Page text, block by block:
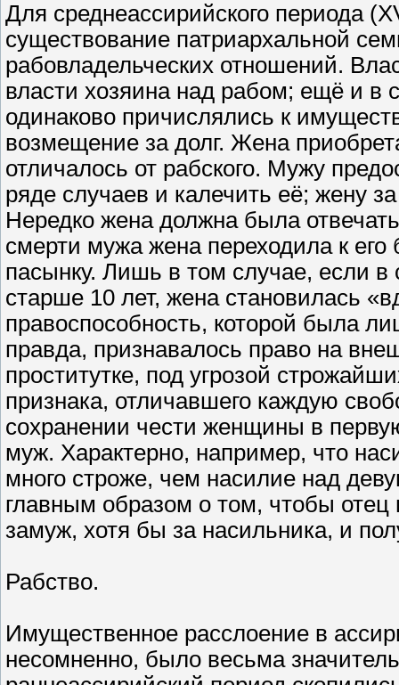
Для среднеассирийского периода
существование патриархальной
рабовладельческих отношений.
власти хозяина над рабом; ещё и в
одинаково причислялись к
возмещение за долг. Жена
отличалось от рабского. Мужу
ряде случаев и калечить её; жену
Нередко жена должна была
смерти мужа жена переходила к
пасынку. Лишь в том случае, если
старше 10 лет, жена становилась
правоспособность, которой была
правда, признавалось право на
проститутке, под угрозой
признака, отличавшего каждую
сохранении чести женщины в
муж. Характерно, например, что
много строже, чем насилие над
главным образом о том, чтобы
замуж, хотя бы за насильника, и
Рабство.
Имущественное расслоение в
несомненно, было весьма